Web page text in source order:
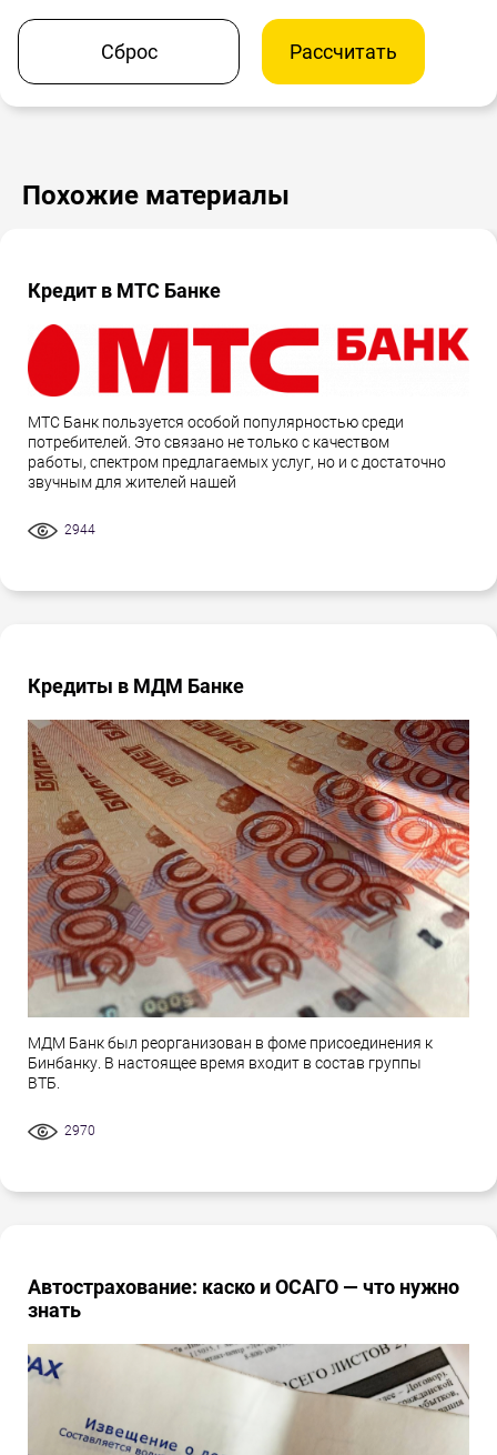
Сброс Рассчитать
Похожие материалы
Кредит в МТС Банке
МТС Банк пользуется особой популярностью среди
потребителей. Это связано не только с качеством
работы, спектром предлагаемых услуг, но и с достаточно
звучным для жителей нашей
2944
Кредиты в МДМ Банке
МДМ Банк был реорганизован в фоме присоединения к
Бинбанку. В настоящее время входит в состав группы
ВТБ.
2970
Автострахование: каско и ОСАГО — что нужно
знать